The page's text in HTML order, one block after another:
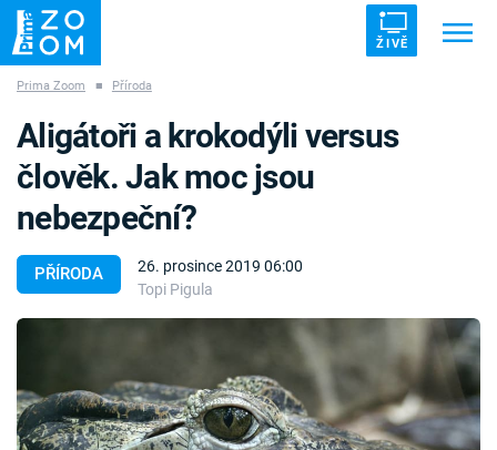
ŽIVĚ
ZÁHADY VETŘELCI DÁVNOVĚKU
Témata
Pořady
Prima Zoom ■ Příroda
PŘÍRODA
26. prosince 2019 06:00
Topi Pigula
Aligátoři a krokodýli versus
člověk. Jak moc jsou
nebezpeční?